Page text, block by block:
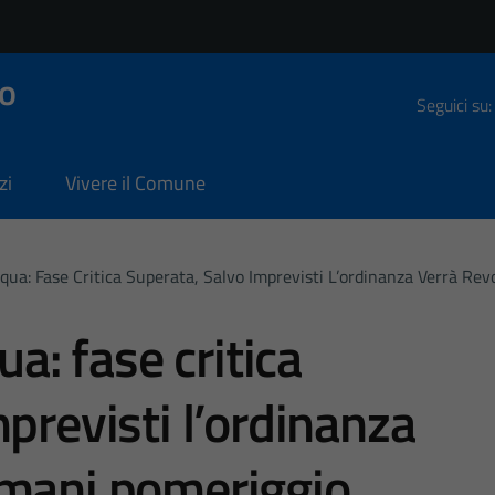
Seguici su:
Vivere il Comune
Fase Critica Superata, Salvo Imprevisti L’ordinanza Verrà
fase critica
l’ordinanza